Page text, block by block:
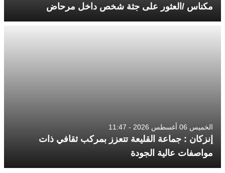
مكناس /العثور على جثة شخص داخل مرحاض
الخميس 06 أغسطس 2026 - 11:47
إنزكان : جماعة القليعة تتعزز بمركب ثقافي ذات
مواصفات عالية الجودة